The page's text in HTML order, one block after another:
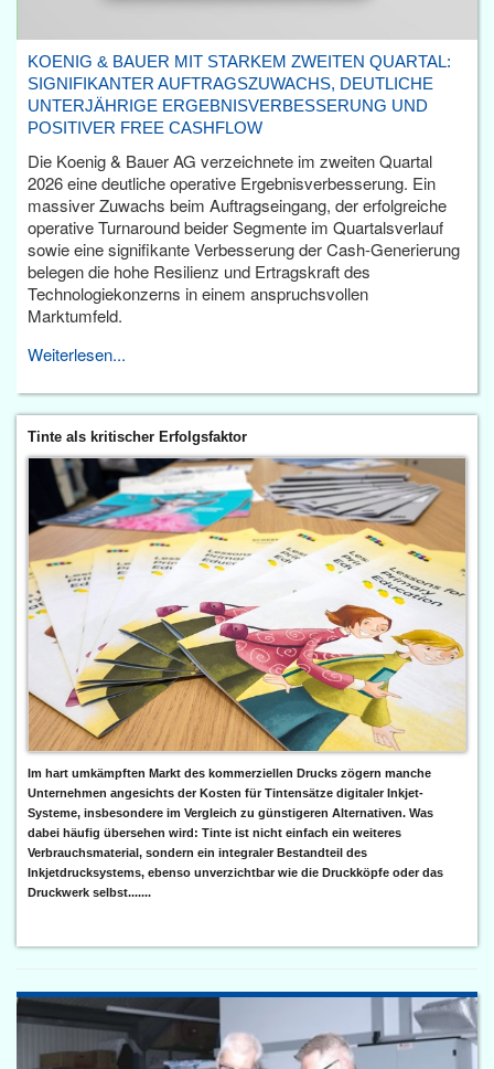
KOENIG & BAUER MIT STARKEM ZWEITEN QUARTAL:
SIGNIFIKANTER AUFTRAGSZUWACHS, DEUTLICHE
UNTERJÄHRIGE ERGEBNISVERBESSERUNG UND
POSITIVER FREE CASHFLOW
Die Koenig & Bauer AG verzeichnete im zweiten Quartal
2026 eine deutliche operative Ergebnisverbesserung. Ein
massiver Zuwachs beim Auftragseingang, der erfolgreiche
operative Turnaround beider Segmente im Quartalsverlauf
sowie eine signifikante Verbesserung der Cash-Generierung
belegen die hohe Resilienz und Ertragskraft des
Technologiekonzerns in einem anspruchsvollen
Marktumfeld.
Weiterlesen...
Tinte als kritischer Erfolgsfaktor
Im hart umkämpften Markt des kommerziellen Drucks zögern manche
Unternehmen angesichts der Kosten für Tintensätze digitaler Inkjet-
Systeme, insbesondere im Vergleich zu günstigeren Alternativen. Was
dabei häufig übersehen wird: Tinte ist nicht einfach ein weiteres
Verbrauchsmaterial, sondern ein integraler Bestandteil des
Inkjetdrucksystems, ebenso unverzichtbar wie die Druckköpfe oder das
Druckwerk selbst.......